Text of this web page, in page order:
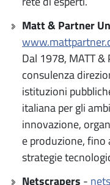
Matt & Partner
Dal 1978, MATT &
consulenza
istituzioni
italiana per gli
innovazione,
e produzione, fino
strategie
Netscrapers -